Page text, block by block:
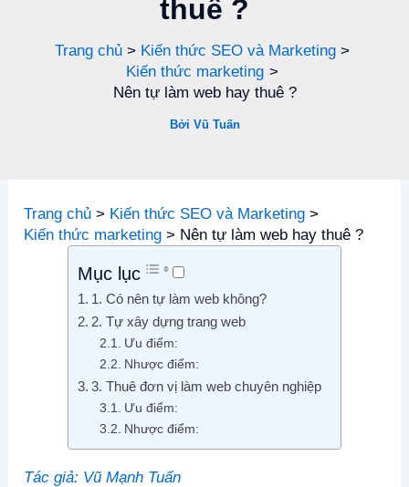
thuê ?
Trang chủ
Kiến thức SEO và Marketing
Kiến thức marketing
Nên tự làm web hay thuê ?
Bởi Vũ Tuấn
Trang chủ
Kiến thức SEO và Marketing
Kiến thức marketing
Nên tự làm web hay thuê ?
Mục lục
1. Có nên tự làm web không?
2. Tự xây dựng trang web
Ưu điểm:
Nhược điểm:
3. Thuê đơn vị làm web chuyên nghiệp
Ưu điểm:
Nhược điểm:
Tác giả: Vũ Mạnh Tuấn